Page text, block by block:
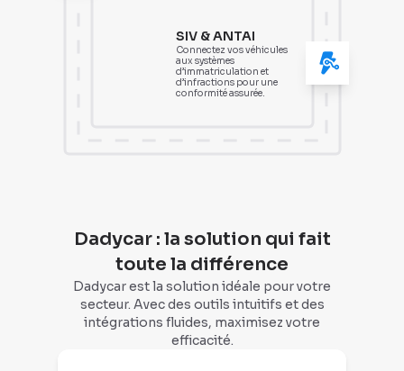
SIV & ANTAI
Connectez vos véhicules
aux systèmes
d’immatriculation et
d’infractions pour une
conformité assurée.
Dadycar : la solution qui fait
toute la différence
Dadycar est la solution idéale pour votre
secteur. Avec des outils intuitifs et des
intégrations fluides, maximisez votre
efficacité.